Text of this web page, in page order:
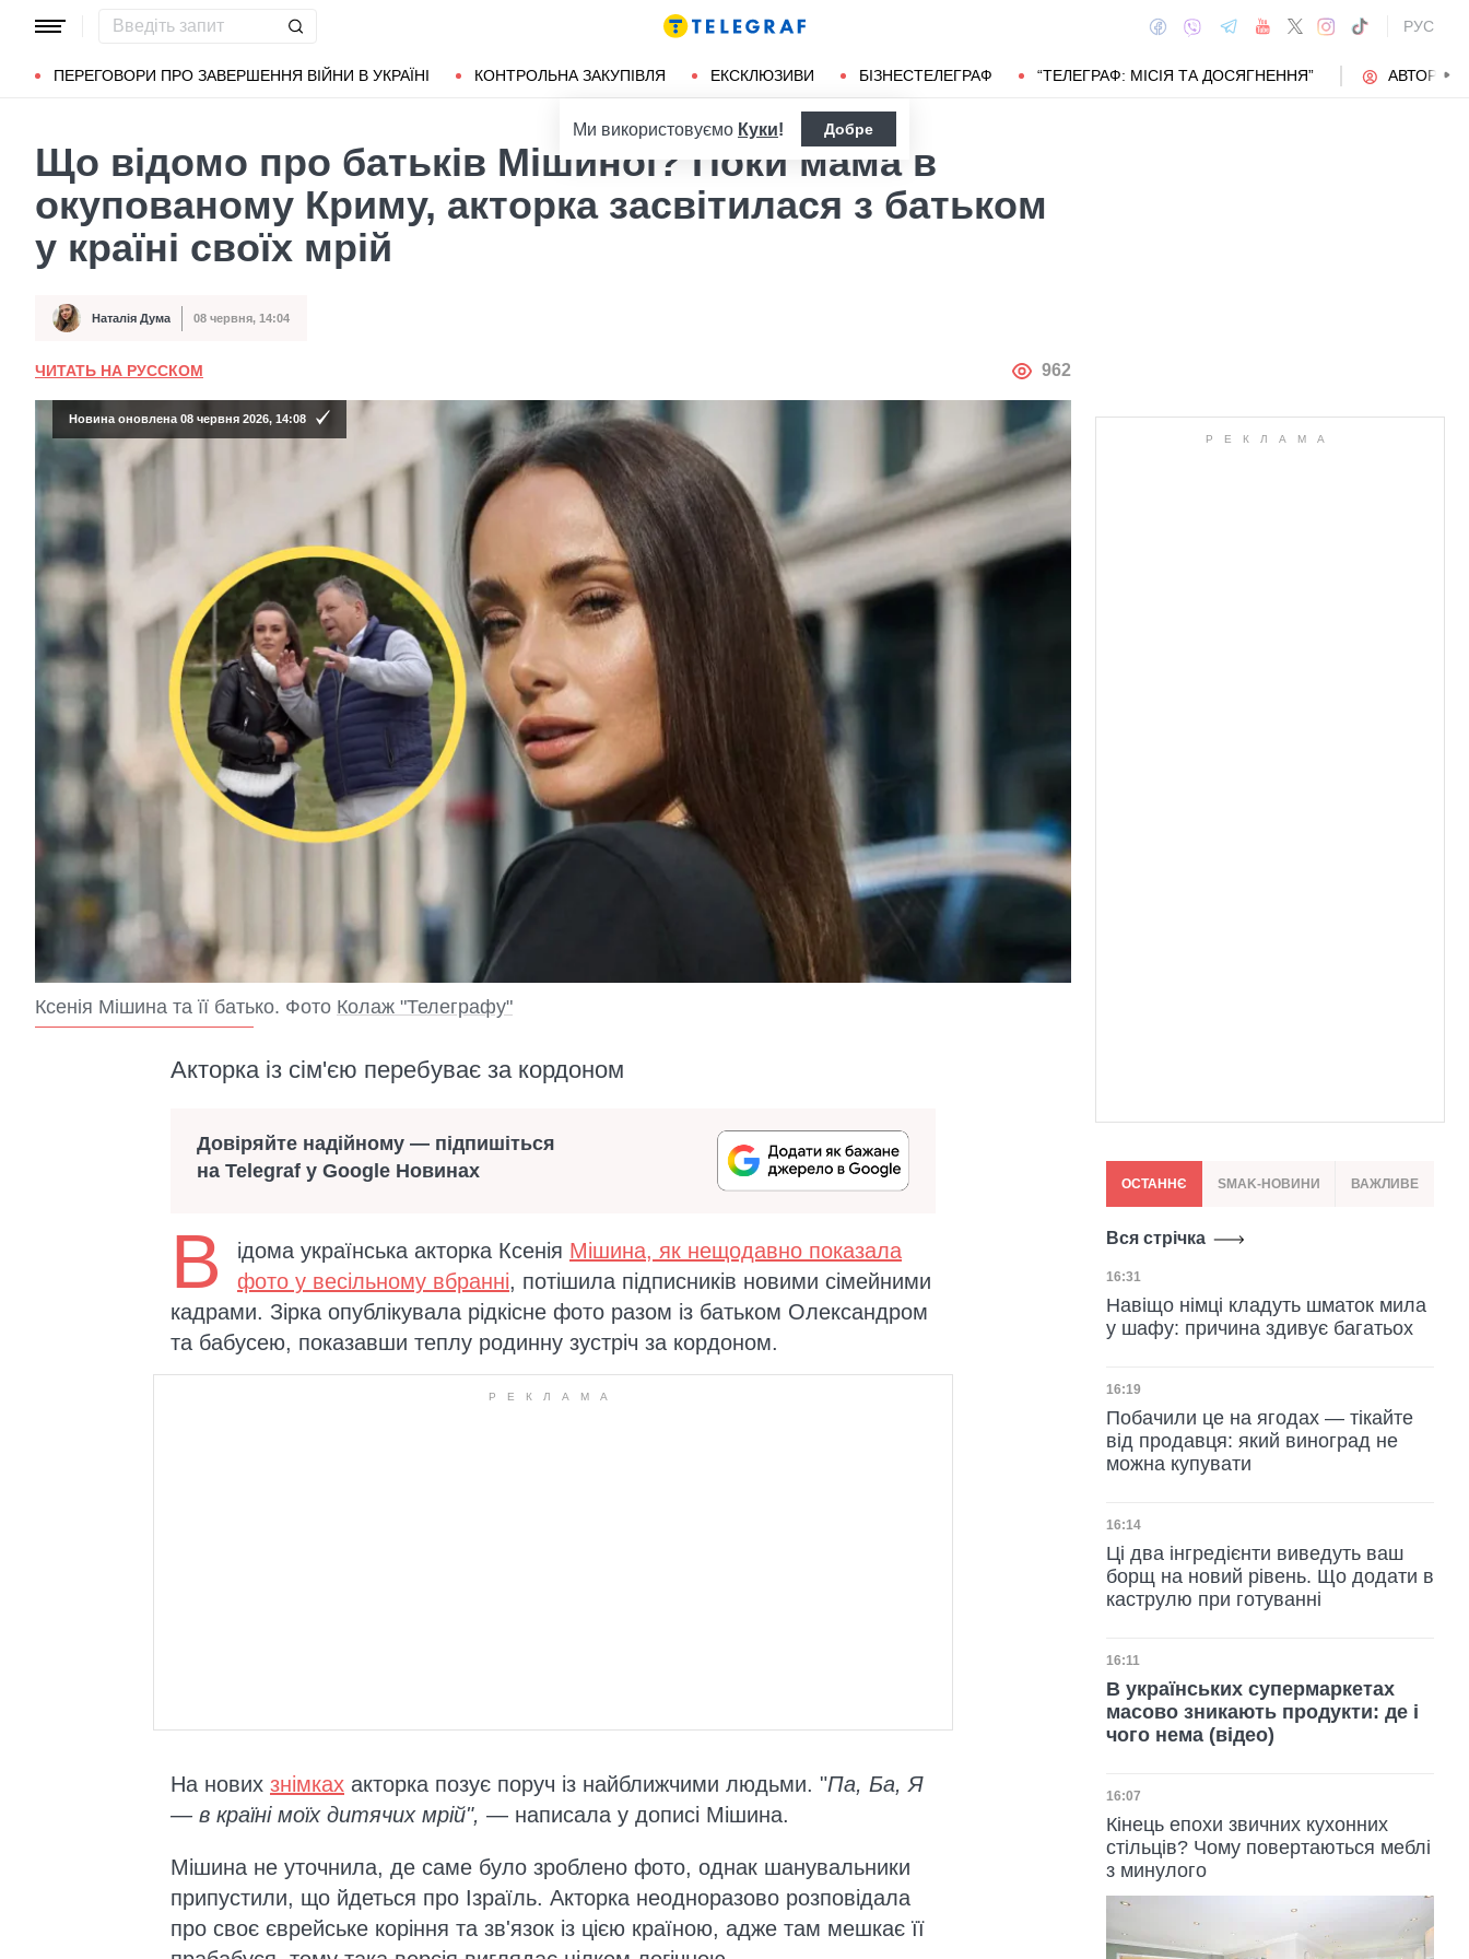
РУС
ПЕРЕГОВОРИ ПРО ЗАВЕРШЕННЯ ВІЙНИ В УКРАЇНІ КОНТРОЛЬНА ЗАКУПІВЛЯ ЕКСКЛЮЗИВИ БІЗНЕСТЕЛЕГРАФ “ТЕЛЕГРАФ: МІСІЯ ТА ДОСЯГНЕННЯ” АВТОРИ
Популярні запити Маріуполь Донбас
Ми використовуємо Куки! Добре
Що відомо про батьків Мішиної? Поки мама в
окупованому Криму, акторка засвітилася з батьком
у країні своїх мрій
Автор Наталія Дума
Дата публікації 08 червня, 14:04
ЧИТАТЬ НА РУССКОМ АВТОР
962
Новина оновлена 08 червня 2026, 14:08
Ксенія Мішина та її батько. Фото Колаж "Телеграфу"
Акторка із сім'єю перебуває за кордоном
Довіряйте надійному — підпишіться
на Telegraf у Google Новинах
В ідома українська акторка Ксенія Мішина, як нещодавно показала
фото у весільному вбранні, потішила підписників новими сімейними
кадрами. Зірка опублікувала рідкісне фото разом із батьком Олександром
та бабусею, показавши теплу родинну зустріч за кордоном.
На нових знімках акторка позує поруч із найближчими людьми. "Па, Ба, Я
— в країні моїх дитячих мрій", — написала у дописі Мішина.
Мішина не уточнила, де саме було зроблено фото, однак шанувальники
припустили, що йдеться про Ізраїль. Акторка неодноразово розповідала
про своє єврейське коріння та зв'язок із цією країною, адже там мешкає її
ОСТАННЄ SMAK-НОВИНИ ВАЖЛИВЕ
Вся стрічка
Дата публікації
16:31
Навіщо німці кладуть шматок мила
у шафу: причина здивує багатьох
Дата публікації
16:19
Побачили це на ягодах — тікайте
від продавця: який виноград не
можна купувати
Дата публікації
16:14
Ці два інгредієнти виведуть ваш
борщ на новий рівень. Що додати в
каструлю при готуванні
Дата публікації
16:11
В українських супермаркетах
масово зникають продукти: де і
чого нема (відео)
Дата публікації
16:07
Кінець епохи звичних кухонних
стільців? Чому повертаються меблі
з минулого